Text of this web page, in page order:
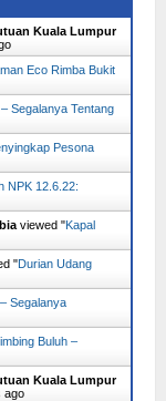
Kuala Lumpur
Eco Rimba Bukit
Segalanya Tentang
Pesona
NPK 12.6.22:
viewed "Kapal
"Durian Udang
Segalanya
Buluh –
Kuala Lumpur
ago